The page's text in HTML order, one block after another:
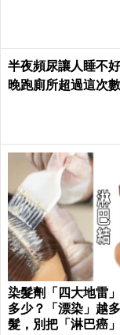
半夜頻尿讓人睡不
晚跑廁所超過這次
染髮劑「四大地雷
多少？「漂染」越
髮，別把「淋巴癌